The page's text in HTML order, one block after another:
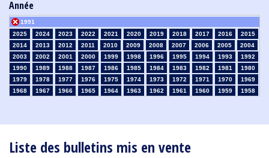
Liste des bulletins mis en vente
Année
2025 2024 2023 2022 2021 2020 2019 2018 2017 2016
2015
2014
2013 2012 2011 2010 2009 2008 2007 2006 2005
2004
2003
2002 2001 2000 1999 1998 1996 1995 1994 1993 1992
1991
1990 1989 1988 1987 1986 1985 1984 1983 1982 1981
1980
1979
1978 1977 1976 1975 1974 1973 1972 1971 1970
1969
1968
1967 1966 1965 1964 1963 1962 1961 1960 1959
1958
1930
1929 1926 1925 1924 1915 1914 1913 1912 1911
1910